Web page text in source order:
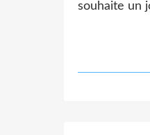
souhaite un